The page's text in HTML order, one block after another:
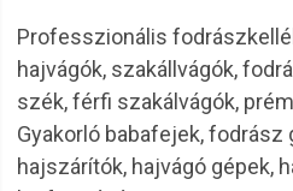
Professzionális
hajvágók, szakállvágók,
szék, férfi szakálvágók,
Gyakorló babafejek, fodrász
hajszárítók, hajvágó gépek,